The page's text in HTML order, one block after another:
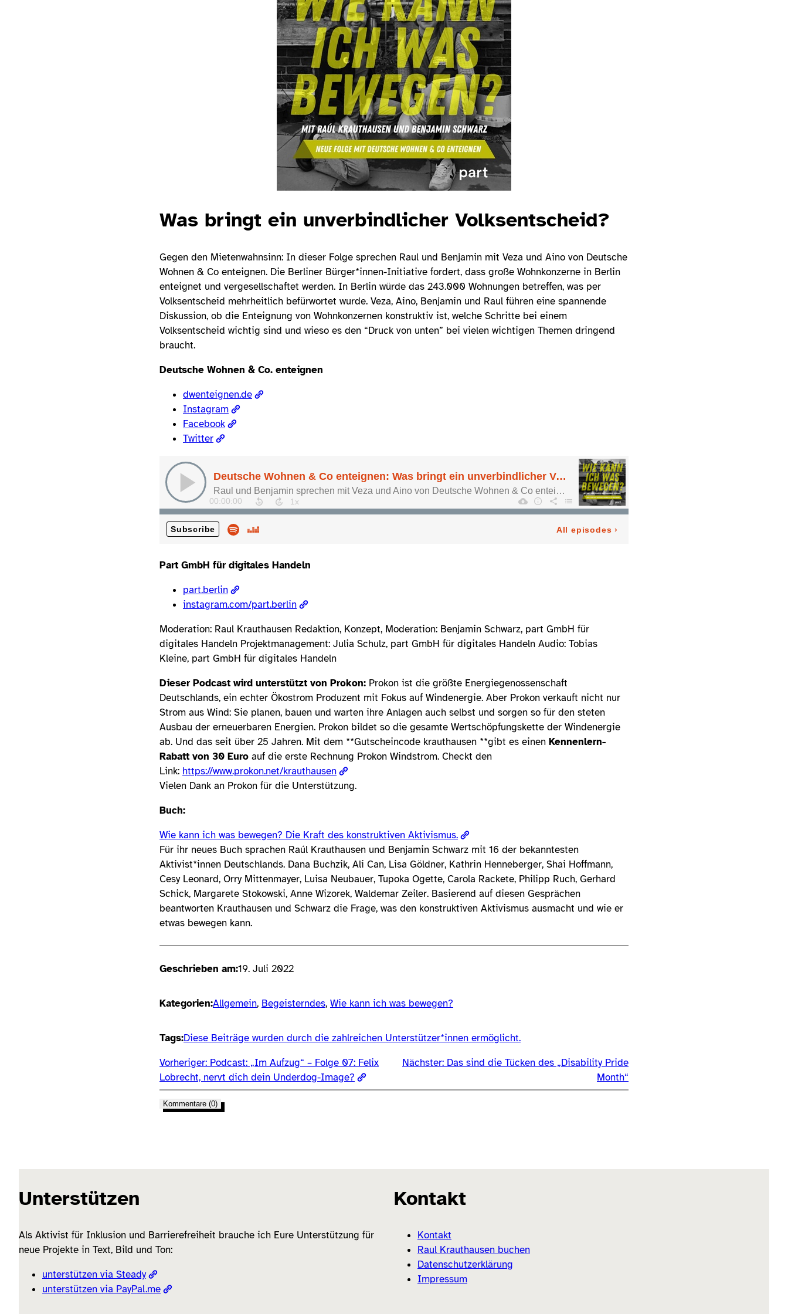
Was bringt ein unverbindlicher Volksentscheid?
Gegen den Mietenwahnsinn: In dieser Folge sprechen Raul und Benjamin mit Veza und Aino von Deutsche
Wohnen & Co enteignen. Die Berliner Bürger*innen-Initiative fordert, dass große Wohnkonzerne in Berlin
enteignet und vergesellschaftet werden. In Berlin würde das 243.000 Wohnungen betreffen, was per
Volksentscheid mehrheitlich befürwortet wurde. Veza, Aino, Benjamin und Raul führen eine spannende
Diskussion, ob die Enteignung von Wohnkonzernen konstruktiv ist, welche Schritte bei einem
Volksentscheid wichtig sind und wieso es den “Druck von unten” bei vielen wichtigen Themen dringend
braucht.
Deutsche Wohnen & Co. enteignen
dwenteignen.de
Instagram
Facebook
Twitter
Part GmbH für digitales Handeln
part.berlin
instagram.com/part.berlin
Moderation: Raul Krauthausen Redaktion, Konzept, Moderation: Benjamin Schwarz, part GmbH für
digitales Handeln Projektmanagement: Julia Schulz, part GmbH für digitales Handeln Audio: Tobias
Kleine, part GmbH für digitales Handeln
Dieser Podcast wird unterstützt von Prokon: Prokon ist die größte Energiegenossenschaft
Deutschlands, ein echter Ökostrom Produzent mit Fokus auf Windenergie. Aber Prokon verkauft nicht nur
Strom aus Wind: Sie planen, bauen und warten ihre Anlagen auch selbst und sorgen so für den steten
Ausbau der erneuerbaren Energien. Prokon bildet so die gesamte Wertschöpfungskette der Windenergie
ab. Und das seit über 25 Jahren. Mit dem **Gutscheincode krauthausen **gibt es einen Kennenlern-
Rabatt von 30 Euro auf die erste Rechnung Prokon Windstrom. Checkt den
Link: https://www.prokon.net/krauthausen
Vielen Dank an Prokon für die Unterstützung.
Buch:
Wie kann ich was bewegen? Die Kraft des konstruktiven Aktivismus.
Für ihr neues Buch sprachen Raúl Krauthausen und Benjamin Schwarz mit 16 der bekanntesten
Aktivist*innen Deutschlands. Dana Buchzik, Ali Can, Lisa Göldner, Kathrin Henneberger, Shai Hoffmann,
Cesy Leonard, Orry Mittenmayer, Luisa Neubauer, Tupoka Ogette, Carola Rackete, Philipp Ruch, Gerhard
Schick, Margarete Stokowski, Anne Wizorek, Waldemar Zeiler. Basierend auf diesen Gesprächen
beantworten Krauthausen und Schwarz die Frage, was den konstruktiven Aktivismus ausmacht und wie er
etwas bewegen kann.
Geschrieben am:19. Juli 2022
Kategorien:Allgemein, Begeisterndes, Wie kann ich was bewegen?
Tags:Diese Beiträge wurden durch die zahlreichen Unterstützer*innen ermöglicht.
Vorheriger: Podcast: „Im Aufzug“ – Folge 07: Felix
Lobrecht, nervt dich dein Underdog-Image?
Nächster: Das sind die Tücken des „Disability Pride
Month“
Kommentare (0)
Unterstützen
Als Aktivist für Inklusion und Barrierefreiheit brauche ich Eure Unterstützung für
neue Projekte in Text, Bild und Ton:
unterstützen via Steady
unterstützen via PayPal.me
Kontakt
Kontakt
Raul Krauthausen buchen
Datenschutzerklärung
Impressum